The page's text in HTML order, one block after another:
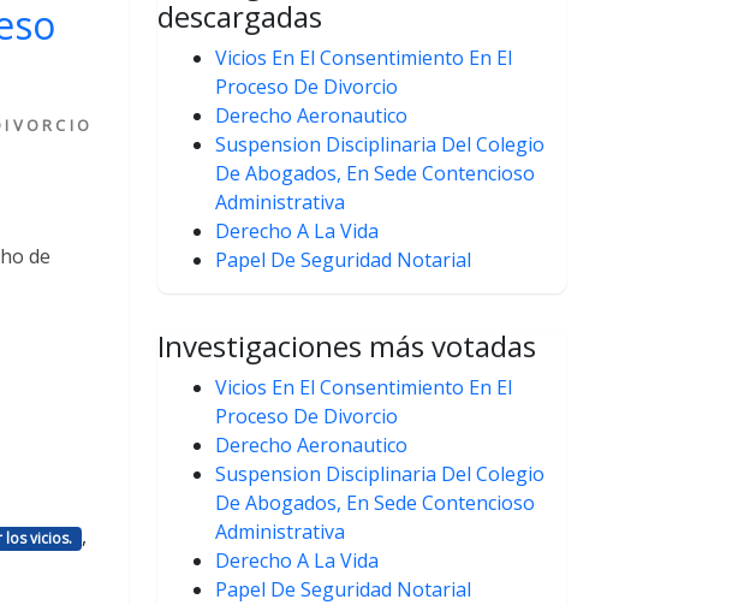
de
los vicios. ,
descargadas
Vicios En El Consentimiento En El
Proceso De Divorcio
Derecho Aeronautico
Suspension Disciplinaria Del Colegio
De Abogados, En Sede Contencioso
Administrativa
Derecho A La Vida
Papel De Seguridad Notarial
Investigaciones más votadas
Vicios En El Consentimiento En El
Proceso De Divorcio
Derecho Aeronautico
Suspension Disciplinaria Del Colegio
De Abogados, En Sede Contencioso
Administrativa
Derecho A La Vida
Papel De Seguridad Notarial